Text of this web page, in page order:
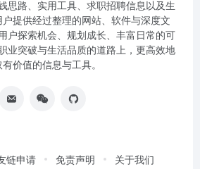
思路、实用工具、求职招聘信息以及生
提供经过整理的网站、软件与深度文
户探索机会、规划成长、丰富日常的可
业突破与生活品质的道路上，更高效地
价值的信息与工具。
链申请 免责声明 关于我们